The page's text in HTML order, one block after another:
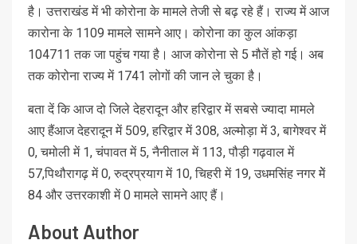
है। उत्तराखंड में भी कोरोना के मामले तेजी से बढ़ रहे हैं। राज्य में आज
कारोना के 1109 मामले सामने आए। कोरोना का कुल आंकड़ा
104711 तक जा पहुंच गया है। आज कोरोना से 5 मौतें हो गई। अब
तक कोरोना राज्य में 1741 लोगों की जान ले चुका है।
बता दें कि आज दो जिले देहरादून और हरिद्वार में सबसे ज्यादा मामले
आए हैंआज देहरादून में 509, हरिद्वार में 308, अल्मोड़ा में 3, बागेश्वर में
0, चमोली में 1, चंपावत में 5, नैनीताल में 113, पौड़ी गढ़वाल में
57,पिथौरागढ़ में 0, रुद्रप्रयाग में 10, चिहरी में 19, उधमसिंह नगर मेें
84 और उत्तरकाशी में 0 मामले सामने आए हैं।
About Author